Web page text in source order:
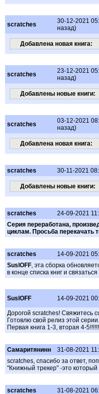
scratches
30-12-2021
назад)
Добавлена новая книга:
scratches
23-12-2021
назад)
Добавлены новые книги:
scratches
03-12-2021
назад)
Добавлена новая книга:
scratches 30-11-2021
Добавлены новые книги:
scratches
24-09-2021
Серия переработана,
циклам. Просьба перекачать
scratches
14-09-2021
SuslOFF, эта сборка
в конце списка книг и
SuslOFF 14-09-2021
Дорогой scratches! Свяжитесь
Готовлю свой релиз этой
Первая книга 1-3, вторая 4-5!!!!!!
Cамаритянинн
31-08-2021
scratches, спасибо за ответ,
"Книжный трекер" -это
scratches
31-08-2021